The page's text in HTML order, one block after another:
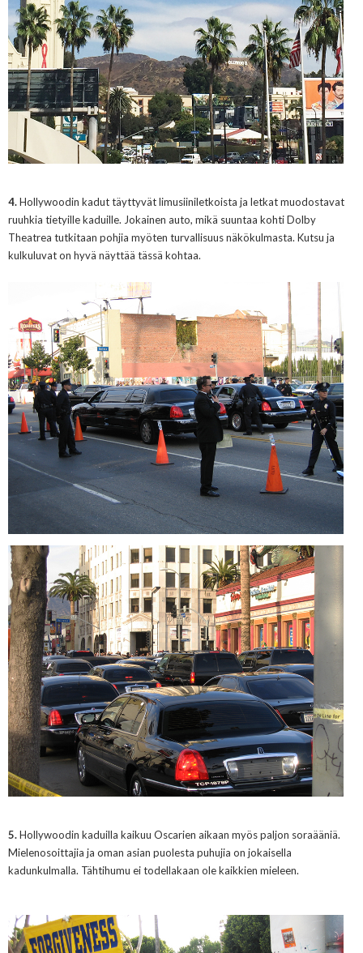
4.Hollywoodin kadut täyttyvät limusiiniletkoista ja letkat muodostavat
ruuhkia tietyille kaduille. Jokainen auto, mikä suuntaa kohti Dolby
Theatrea tutkitaan pohjia myöten turvallisuus näkökulmasta. Kutsu ja
kulkuluvat on hyvä näyttää tässä kohtaa.
5.Hollywoodin kaduilla kaikuu Oscarien aikaan myös paljon soraääniä.
Mielenosoittajia ja oman asian puolesta puhujia on jokaisella
kadunkulmalla. Tähtihumu ei todellakaan ole kaikkien mieleen.